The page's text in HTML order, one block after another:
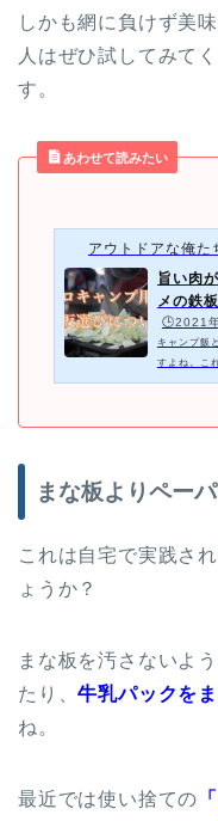
しかも網に負けず美
人はぜひ試してみて
す。
あわせて読みたい
アウトドアな俺た
旨い肉
メの鉄
🕒️2021
キャンプ飯
すよね。こ
こじゃれた
まな板よりペー
これは自宅で実践さ
ょうか？
まな板を汚さないよう
たり、牛乳パックを
ね。
最近では使い捨ての